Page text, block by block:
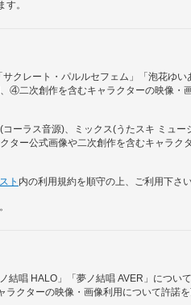
。
クレート・パルルセフェム」「泡花ゆ
二次創作を含むキャラクターの映像・
ーラス音源)、ミックス(うたスキ ミュ
ター公式画像や二次創作を含むキャラク
ト 内の利用規約を順守の上、ご利用下さい
結唱 HALO」「夢ノ結唱 AVER」につ
クターの映像・画像利用について許諾を